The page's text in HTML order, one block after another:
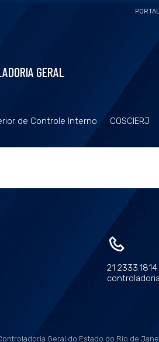
GERAL
de Controle Interno COSCIERJ
21 2333.1814
Geral do Estado do Rio de